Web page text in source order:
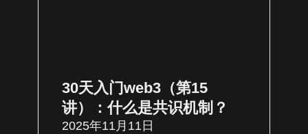
30天入门web3（第15
讲）：什么是共识机制？
2025年11月11日